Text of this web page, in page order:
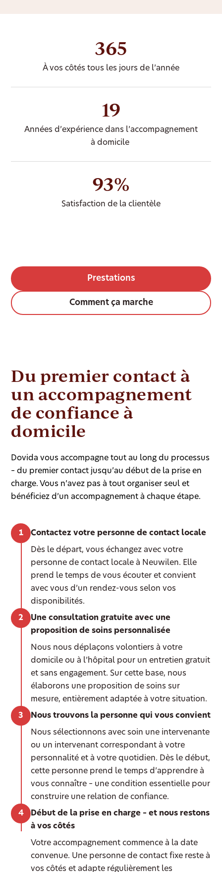
365
À vos côtés tous les jours de l’année
19
Années d’expérience dans l’accompagnement
à domicile
93%
Satisfaction de la clientèle
Prestations
Comment ça marche
Du premier contact à
un accompagnement
de confiance à
domicile
Dovida vous accompagne tout au long du processus
– du premier contact jusqu’au début de la prise en
charge. Vous n’avez pas à tout organiser seul et
bénéficiez d’un accompagnement à chaque étape.
Contactez votre personne de contact locale
Dès le départ, vous échangez avec votre
personne de contact locale à Neuwilen. Elle
prend le temps de vous écouter et convient
avec vous d’un rendez-vous selon vos
disponibilités.
Une consultation gratuite avec une
proposition de soins personnalisée
Nous nous déplaçons volontiers à votre
domicile ou à l’hôpital pour un entretien gratuit
et sans engagement. Sur cette base, nous
élaborons une proposition de soins sur
mesure, entièrement adaptée à votre situation.
Nous trouvons la personne qui vous convient
Nous sélectionnons avec soin une intervenante
ou un intervenant correspondant à votre
personnalité et à votre quotidien. Dès le début,
cette personne prend le temps d’apprendre à
vous connaître – une condition essentielle pour
construire une relation de confiance.
Début de la prise en charge – et nous restons
à vos côtés
Votre accompagnement commence à la date
convenue. Une personne de contact fixe reste à
vos côtés et adapte régulièrement les